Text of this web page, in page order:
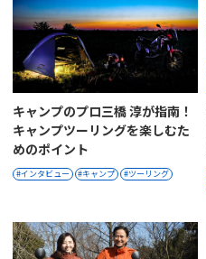
キャンプのプロ三橋 淳が指南！
キャンプツーリングを楽しむた
めのポイント
インタビュー キャンプ ツーリング